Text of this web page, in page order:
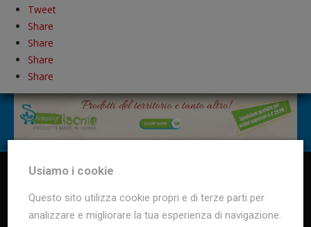
Tweet
Share
Share
Share
Share
Usiamo i cookie
Questo sito utilizza cookie propri e di terze parti per
analizzare e migliorare la tua esperienza di navigazione.